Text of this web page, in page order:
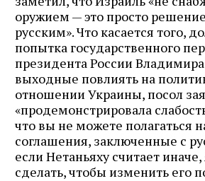
оружием — это просто
русским». Что касается того,
попытка государственного
президента России
выходные повлиять на
отношении Украины, посол
«продемонстрировала
что вы не можете полагаться
соглашения, заключенные с
если Нетаньяху считает
сделать, чтобы изменить его